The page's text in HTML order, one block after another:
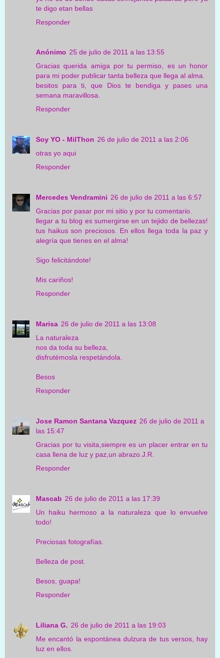
te digo etan bellas
Responder
Anónimo 25 de julio de 2011 a las 13:55
Gracias querida amiga por tu permiso, es un honor
para mi poder publicar tanta belleza que llega al alma.
besitos para ti, que Dios te bendiga y pases una
semana maravillosa.
Responder
Soy YO - MilThon 26 de julio de 2011 a las 2:06
otras yo aqui
Responder
Mercedes Vendramini 26 de julio de 2011 a las 6:57
Gracias por pasar por mi sitio y por tu comentario.
llegar a tu blog es sumergirse en un tejido de bellezas!
tus haikus son preciosos. En ellos llega toda la paz y
alegría que tienes en el alma!
Sigo felicitándote!
Mis cariños!
Responder
Marisa 26 de julio de 2011 a las 13:08
La naturaleza
nos da toda su belleza,
disfrutémosla respetándola.
Besos
Responder
Jose Ramon Santana Vazquez 26 de julio de 2011 a
las 15:47
Gracias por tu visita,siempre es un placer entrar en tu
casa llena de luz y paz,un abrazo.J.R.
Responder
Mascab 26 de julio de 2011 a las 17:39
Un haiku hermoso a la naturaleza que lo envuelve
todo!
Preciosas fotografías.
Belleza de post.
Besos, guapa!
Responder
Liliana G. 26 de julio de 2011 a las 19:03
Me encantó la espontánea dulzura de tus versos, hay
luz en ellos.